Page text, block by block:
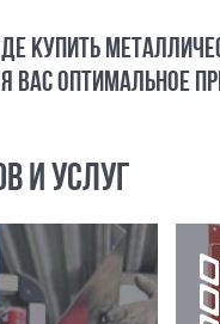
КУПИТЬ
ОПТИМАЛЬНОЕ
И УСЛУГ